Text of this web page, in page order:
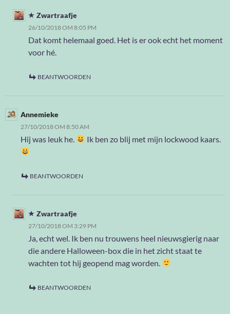
Zwartraafje
26/10/2018 OM 8:05 PM
Dat komt helemaal goed. Het is er ook echt het moment
voor hé.
BEANTWOORDEN
Annemieke
27/10/2018 OM 8:50 AM
Hij was leuk he. Ik ben zo blij met mijn lockwood kaars.
BEANTWOORDEN
Zwartraafje
27/10/2018 OM 3:29 PM
Ja, echt wel. Ik ben nu trouwens heel nieuwsgierig naar
die andere Halloween-box die in het zicht staat te
wachten tot hij geopend mag worden.
BEANTWOORDEN